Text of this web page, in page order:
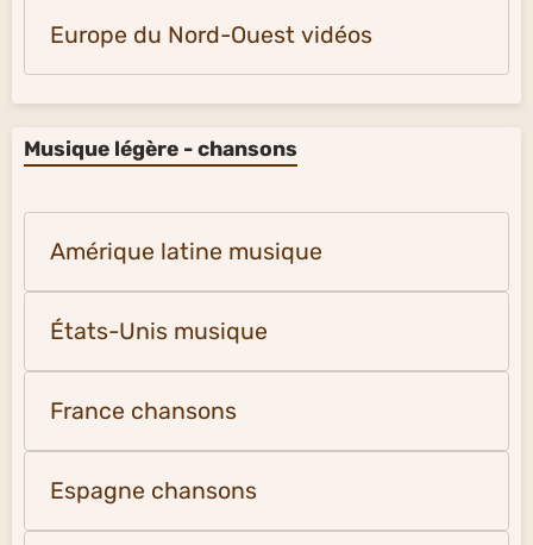
Europe du Nord-Ouest vidéos
Musique légère - chansons
Amérique latine musique
États-Unis musique
France chansons
Espagne chansons